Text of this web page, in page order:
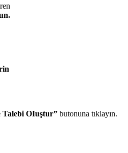
Talebi OIuştur” butonuna tıklayın.